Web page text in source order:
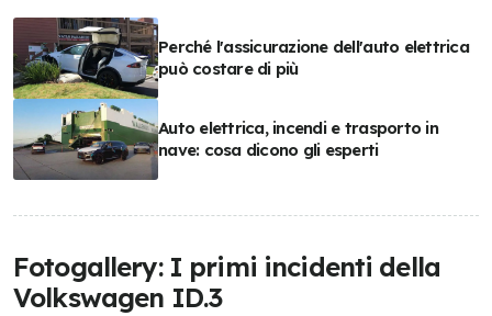
Perché l'assicurazione dell'auto elettrica
può costare di più
Auto elettrica, incendi e trasporto in
nave: cosa dicono gli esperti
Fotogallery: I primi incidenti della
Volkswagen ID.3